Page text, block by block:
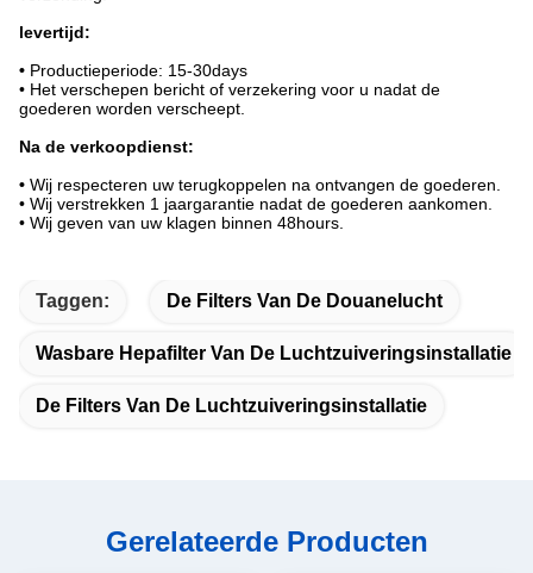
levertijd:
• Productieperiode: 15-30days
• Het verschepen bericht of verzekering voor u nadat de
goederen worden verscheept.
Na de verkoopdienst:
• Wij respecteren uw terugkoppelen na ontvangen de goederen.
• Wij verstrekken 1 jaargarantie nadat de goederen aankomen.
• Wij geven van uw klagen binnen 48hours.
Taggen: De Filters Van De Douanelucht
Wasbare Hepafilter Van De Luchtzuiveringsinstallatie
De Filters Van De Luchtzuiveringsinstallatie
Gerelateerde Producten